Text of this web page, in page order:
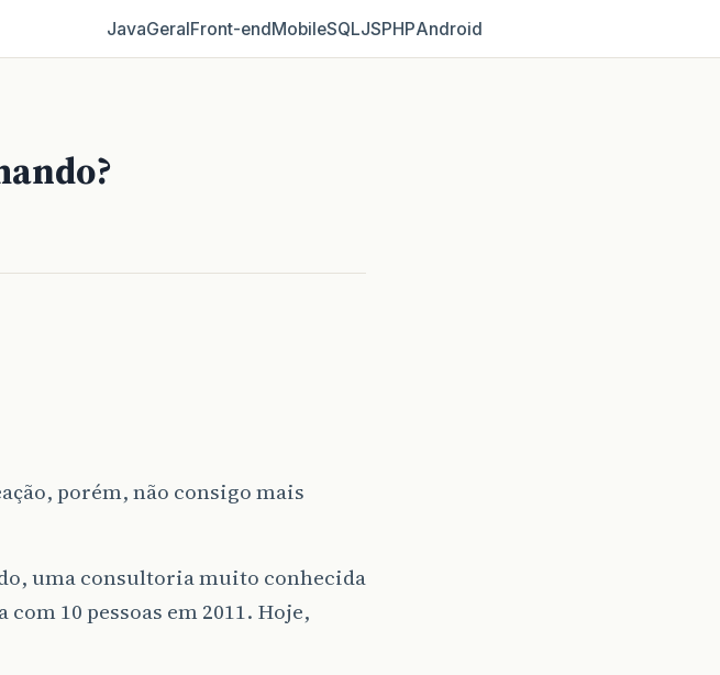
JavaGeralFront‑endMobileSQLJSPHPAndroid
porém, não consigo mais
uma consultoria muito conhecida
com 10 pessoas em 2011. Hoje,